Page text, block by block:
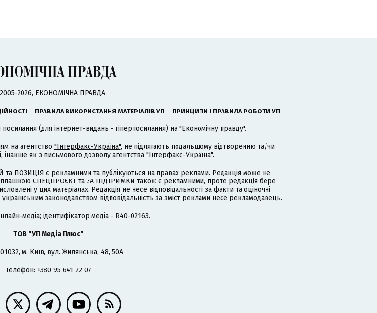
2026, ЕКОНОМІЧНА ПРАВДА
ПРАВИЛА ВИКОРИСТАННЯ МАТЕРІАЛІВ УП ПРИНЦИПИ І ПРАВИЛА РОБОТИ УП
(для інтернет-видань - гіперпосилання) на "Економічну правду".
на агентство "Інтерфакс-Україна", не підлягають подальшому відтворенню та/чи
як з письмового дозволу агентства "Інтерфакс-Україна".
ПОЗИЦІЯ є рекламними та публікуються на правах реклами. Редакція може не
плашкою СПЕЦПРОЄКТ та ЗА ПІДТРИМКИ також є рекламними, проте редакція бере
у цих матеріалах. Редакція не несе відповідальності за факти та оціночні
законодавством відповідальність за зміст реклами несе рекламодавець.
медіа; ідентифікатор медіа - R40-02163.
ТОВ "УП Медіа Плюс"
м. Київ, вул. Жилянська, 48, 50А
Телефон: +380 95 641 22 07